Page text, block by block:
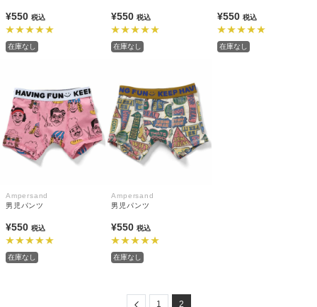
¥550 税込
在庫なし
¥550税込
在庫なし
¥550 税込
在庫なし
Ampersand
男児パンツ
¥550 税込
在庫なし
Ampersand
男児パンツ
¥550税込
在庫なし
Previous
1 2